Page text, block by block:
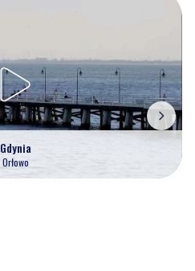
Gdynia
Orłowo